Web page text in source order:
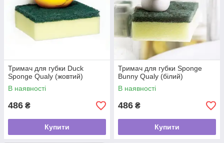
Тримач для губки Duck
Sponge Qualy (жовтий)
В наявності
486 ₴
Купити
Тримач для губки Sponge
Bunny Qualy (білий)
В наявності
486 ₴
Купити